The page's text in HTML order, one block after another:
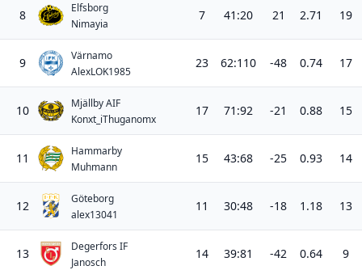
8
Elfsborg
Nimayia
7 41:20 21 2.71 19
9
Värnamo
AlexLOK1985
23 62:110 -48 0.74 17
10
Mjällby AIF
Konxt_iThuganomx
17 71:92 -21 0.88 15
11
Hammarby
Muhmann
15 43:68 -25 0.93 14
12
Göteborg
alex13041
11 30:48 -18 1.18 13
13
Degerfors IF
Janosch
14 39:81 -42 0.64 9